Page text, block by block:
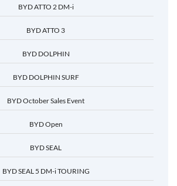
BYD ATTO 2 DM-i
BYD ATTO 3
BYD DOLPHIN
BYD DOLPHIN SURF
BYD October Sales Event
BYD Open
BYD SEAL
BYD SEAL 5 DM-i TOURING